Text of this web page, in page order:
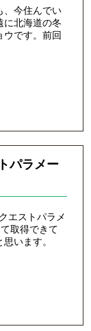
、今住んでい
に北海道の冬
ウです。前回
パラメー
エストパラメ
取得できて
います。